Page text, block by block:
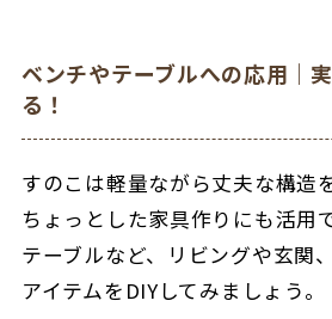
ベンチやテーブルへの応用｜
る！
すのこは軽量ながら丈夫な構造
ちょっとした家具作りにも活用
テーブルなど、リビングや玄関
アイテムをDIYしてみましょう。